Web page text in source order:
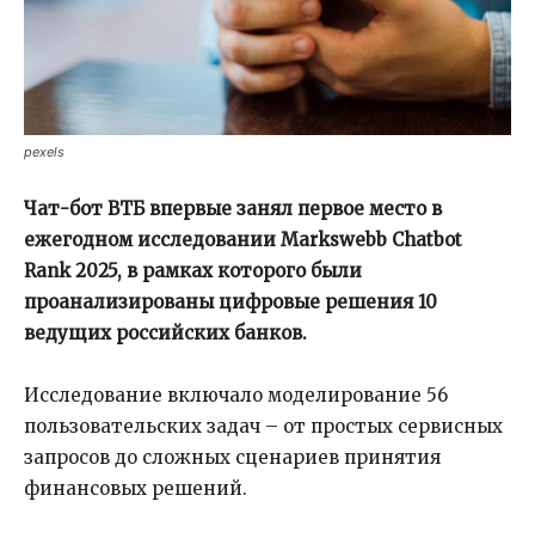
pexels
Чат-бот ВТБ впервые занял первое место в
ежегодном исследовании Markswebb Chatbot
Rank 2025, в рамках которого были
проанализированы цифровые решения 10
ведущих российских банков.
Исследование включало моделирование 56
пользовательских задач – от простых сервисных
запросов до сложных сценариев принятия
финансовых решений.